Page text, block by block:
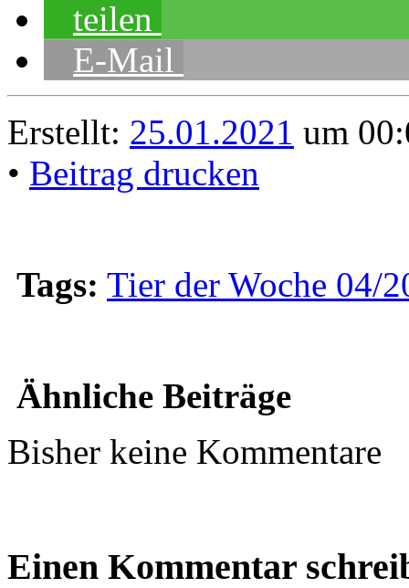
teilen
E-Mail
Erstellt: 25.01.2021 um
• Beitrag drucken
Tags: Tier der Woche 04/
Ähnliche Beiträge
Bisher keine Kommentare
Einen Kommentar